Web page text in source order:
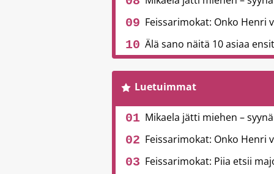
Feissarimokat: Onko Henri
Älä sano näitä 10 asiaa
Luetuimmat
Mikaela jätti miehen –
Feissarimokat: Onko Henri
Feissarimokat: Piia etsii